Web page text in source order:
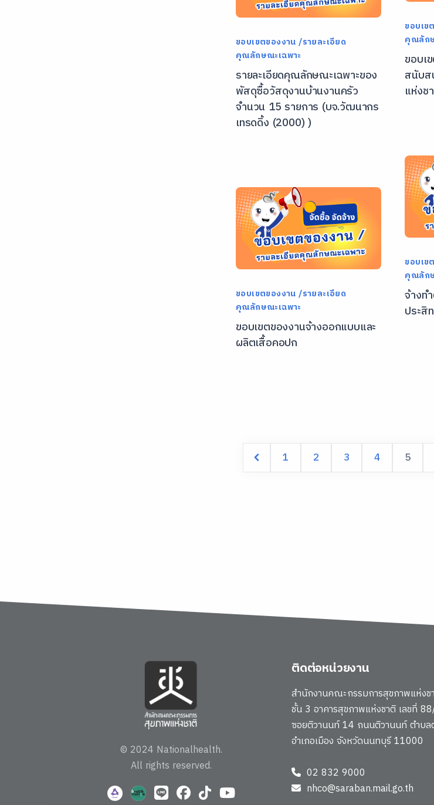
ขอบเข
คุณลัก
ขอบเ
สนับส
แห่งช
ขอบเขตของงาน /รายละเอียด
คุณลักษณะเฉพาะ
รายละเอียดคุณลักษณะเฉพาะของ
พัสดุซื้อวัสดุงานบ้านงานครัว
จำนวน 15 รายการ (บจ.วัฒนากร
เทรดดิ้ง (2000) )
ขอบเข
คุณลัก
จ้างท
ประสิ
ขอบเขตของงาน /รายละเอียด
คุณลักษณะเฉพาะ
ขอบเขตของงานจ้างออกแบบและ
ผลิตเสื้อคอปก
1 2 3 4 5
© 2024 Nationalhealth.
All rights reserved.
ติดต่อหน่วยงาน
สำนักงานคณะกรรมการสุขภาพแห่งช
ชั้น 3 อาคารสุขภาพแห่งชาติ เลขที่
ซอยติวานนท์ 14 ถนนติวานนท์ ตำบ
อำเภอเมือง จังหวัดนนทบุรี 11000
02 832 9000
nhco@saraban.mail.go.th